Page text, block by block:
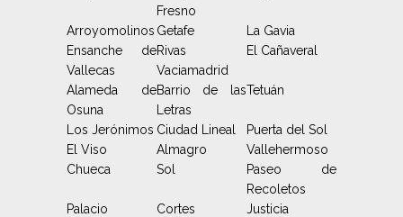
Fresno
Arroyomolinos Getafe
La Gavia
Ensanche de
Vallecas
Rivas
Vaciamadrid
El Cañaveral
Alameda de
Osuna
Barrio de las
Letras
Tetuán
Los Jerónimos Ciudad Lineal
Puerta del Sol
El Viso
Almagro
Vallehermoso
Chueca
Sol
Paseo de
Recoletos
Palacio
Cortes
Justicia